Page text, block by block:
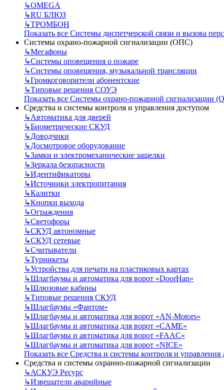
↳OMEGA
↳RU БЛЮЗ
↳ТРОМБОН
Показать все Системы диспетчерской связи и вызова
Системы охрано-пожарной сигнализации (ОПС)
↳Мегафоны
↳Системы оповещения о пожаре
↳Системы оповещения, музыкальной трансляции
↳Громкоговорители абонентские
↳Типовые решения СОУЭ
Показать все Системы охрано-пожарной сигнализации
Средства и системы контроля и управления доступом
↳Автоматика для дверей
↳Биометрические СКУД
↳Доводчики
↳Досмотровое оборудование
↳Замки и электромеханические защелки
↳Зеркала безопасности
↳Идентификаторы
↳Источники электропитания
↳Калитки
↳Кнопки выхода
↳Ограждения
↳Светофоры
↳СКУД автономные
↳СКУД сетевые
↳Считыватели
↳Турникеты
↳Устройства для печати на пластиковых картах
↳Шлагбаумы и автоматика для ворот «DoorHan»
↳Шлюзовые кабины
↳Типовые решения СКУД
↳Шлагбаумы «Фантом»
↳Шлагбаумы и автоматика для ворот «AN-Motors»
↳Шлагбаумы и автоматика для ворот «CAME»
↳Шлагбаумы и автоматика для ворот «FAAC»
↳Шлагбаумы и автоматика для ворот «NICE»
Показать все Средства и системы контроля и управления
Средства и системы охранно-пожарной сигнализации
↳АСКУЭ Ресурс
↳Извещатели аварийные